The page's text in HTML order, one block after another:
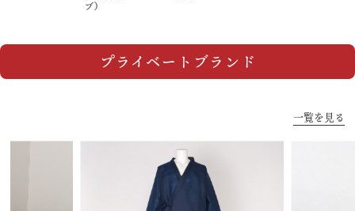
ブ）
プライベートブランド
一覧を見る